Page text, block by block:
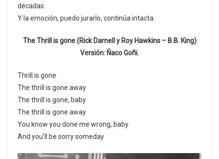
décadas.
Y la emoción, puedo jurarlo, continúa intacta.
The Thrill is gone (Rick Darnell y Roy Hawkins – B.B. King)
Versión: Ñaco Goñi.
Thrill is gone
The thrill is gone away
The thrill is gone, baby
The thrill is gone away
You know you done me wrong, baby
And you’ll be sorry someday